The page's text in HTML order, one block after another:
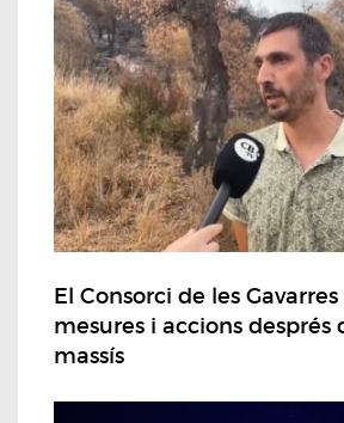
El Consorci de les
mesures i accions després
massís